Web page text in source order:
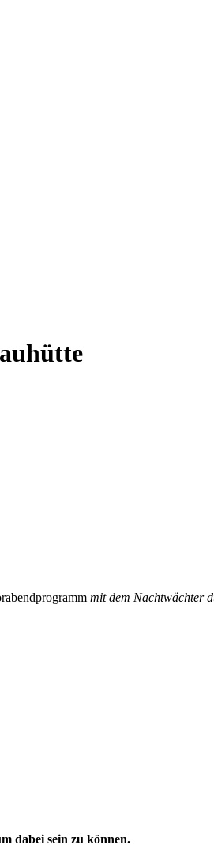
mit dem Nachtwächter
dabei sein zu können.